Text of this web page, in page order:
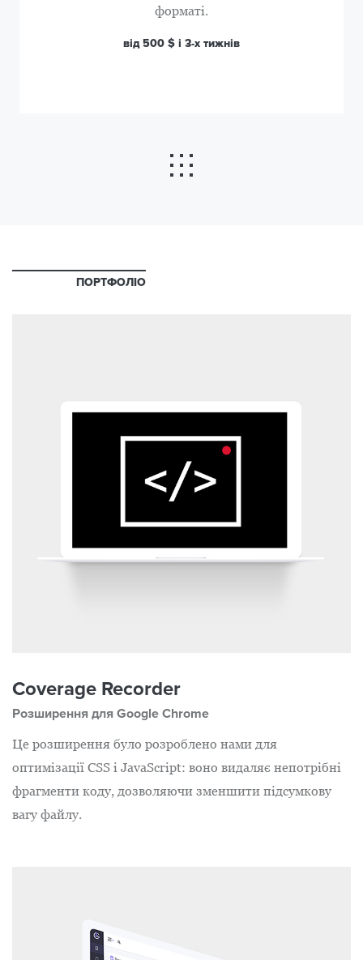
форматі.
від 500 $ і 3-х тижнів
ПОРТФОЛІО
Coverage Recorder
Розширення для Google Chrome
Це розширення було розроблено нами для
оптимізації CSS і JavaScript: воно видаляє непотрібні
фрагменти коду, дозволяючи зменшити підсумкову
вагу файлу.